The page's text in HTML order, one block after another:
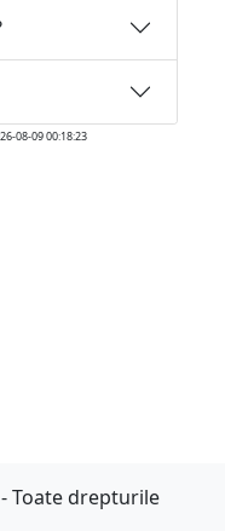
08-09 00:18:23
Toate drepturile